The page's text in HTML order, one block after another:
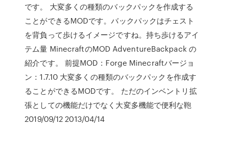
です。 大変多くの種類のバックパックを作成する
ことができるMODです。バックパックはチェスト
を背負って歩けるイメージですね。持ち歩けるアイ
テム量 MinecraftのMOD AdventureBackpack の
紹介です。 前提MOD：Forge Minecraftバージョ
ン：1.7.10 大変多くの種類のバックパックを作成す
ることができるMODです。 ただのインベントリ拡
張としての機能だけでなく大変多機能で便利な鞄
2019/09/12 2013/04/14